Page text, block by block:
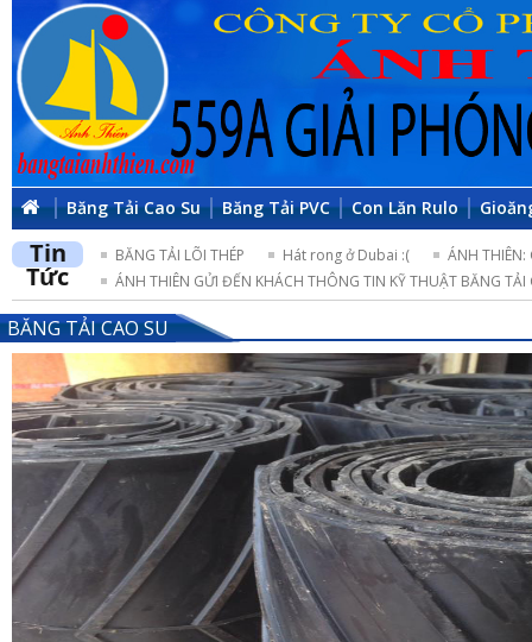
Băng Tải Cao Su Băng Tải PVC Con Lăn Rulo
Tin
Tức
BĂNG TẢI LÕI THÉP Hát rong ở Dubai :(
ÁNH THIÊN:
ÁNH THIÊN GỬI ĐẾN KHÁCH THÔNG TIN KỸ THUẬT BĂNG TẢI
BĂNG TẢI CAO SU